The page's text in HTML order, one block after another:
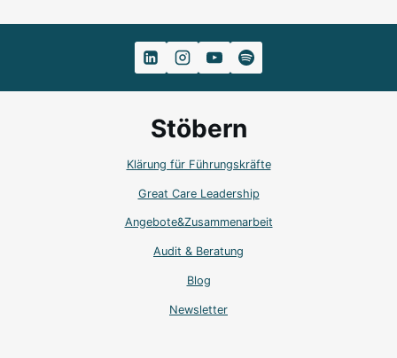
Stöbern
Klärung für Führungskräfte
Great Care Leadership
Angebote&Zusammenarbeit
Audit & Beratung
Blog
Newsletter